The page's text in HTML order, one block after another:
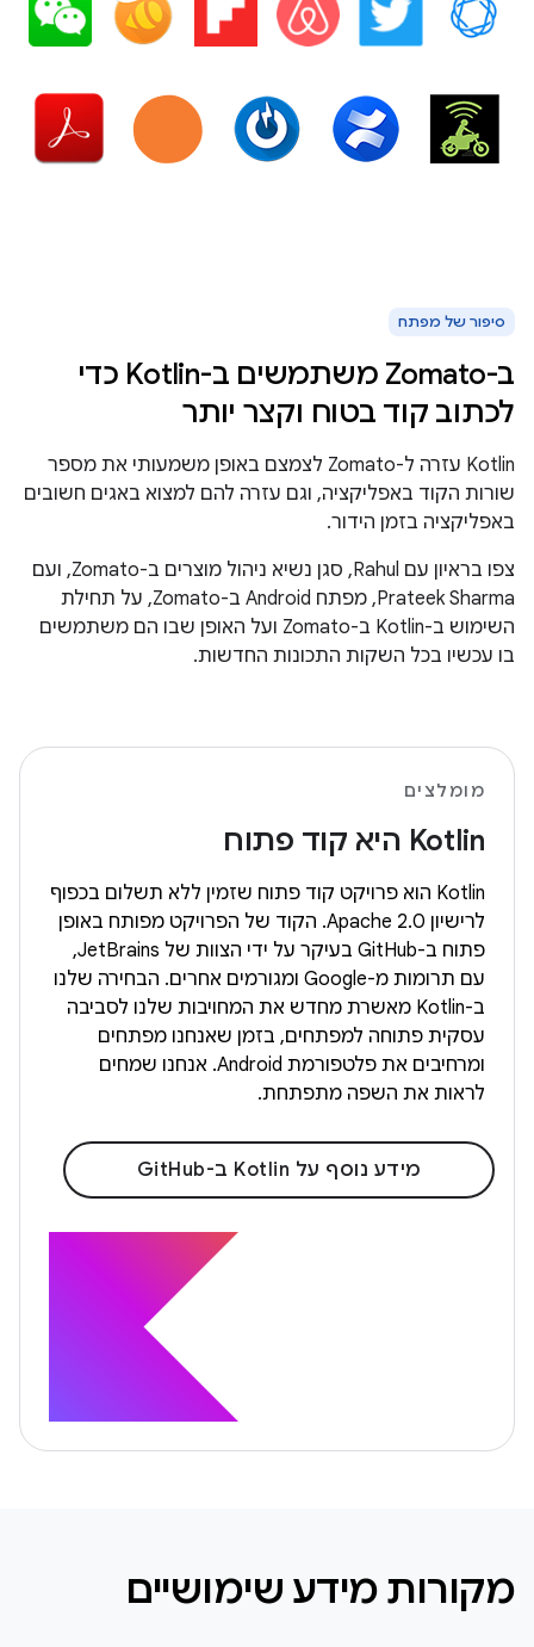
סיפור של מפתח
ב-Zomato משתמשים ב-Kotlin כדי
לכתוב קוד בטוח וקצר יותר
Kotlin עזרה ל-Zomato לצמצם באופן משמעותי את מספר
שורות הקוד באפליקציה, וגם עזרה להם למצוא באגים חשובים
באפליקציה בזמן הידור.
צפו בראיון עם Rahul, סגן נשיא ניהול מוצרים ב-Zomato, ועם
Prateek Sharma, מפתח Android ב-Zomato, על תחילת
השימוש ב-Kotlin ב-Zomato ועל האופן שבו הם משתמשים
בו עכשיו בכל השקות התכונות החדשות.
מומלצים
Kotlin היא קוד פתוח
Kotlin הוא פרויקט קוד פתוח שזמין ללא תשלום בכפוף
לרישיון Apache 2.0. הקוד של הפרויקט מפותח באופן
פתוח ב-GitHub בעיקר על ידי הצוות של JetBrains,
עם תרומות מ-Google ומגורמים אחרים. הבחירה שלנו
ב-Kotlin מאשרת מחדש את המחויבות שלנו לסביבה
עסקית פתוחה למפתחים, בזמן שאנחנו מפתחים
ומרחיבים את פלטפורמת Android. אנחנו שמחים
לראות את השפה מתפתחת.
מידע נוסף על Kotlin ב-GitHub
מקורות מידע שימושיים